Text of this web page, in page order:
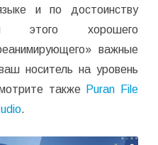
и по достоинству
этого хорошего
важные
носитель на уровень
также Puran File
.